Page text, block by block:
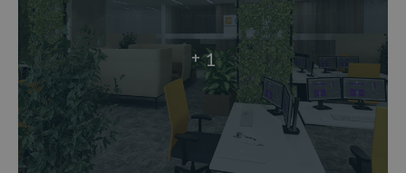
+ 1